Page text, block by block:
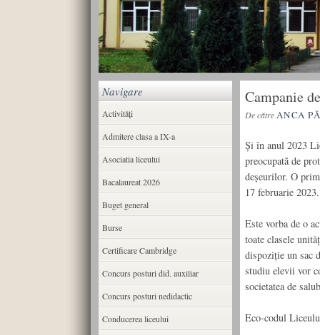
Campanie
De cătreANCA
Și în anul 2023
preocupată de
deșeurilor. O
17 februarie 2023.
Este vorba de o
toate clasele
dispoziție un sac
studiu elevii vor
societatea de
Eco-codul
Navigare
Activități
Admitere clasa a IX-a
Asociatia liceului
Bacalaureat 2026
Buget general
Burse
Certificare Cambridge
Concurs posturi did. auxiliar
Concurs posturi nedidactic
Conducerea liceului